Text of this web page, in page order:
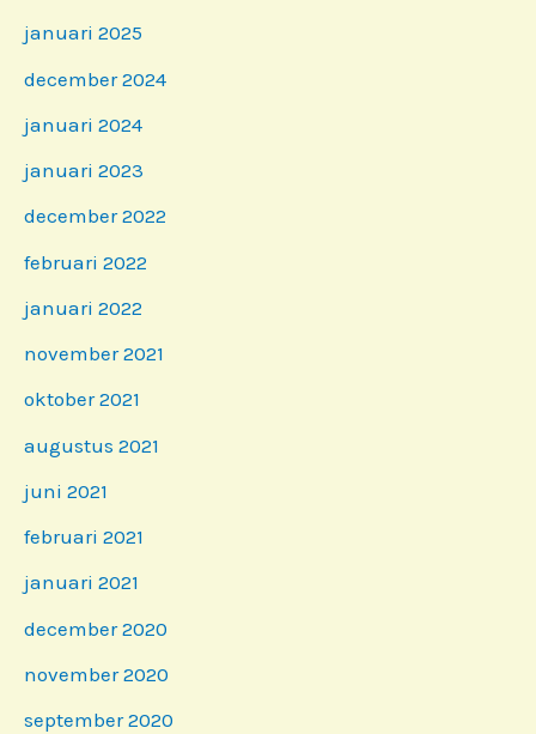
januari 2025
december 2024
januari 2024
januari 2023
december 2022
februari 2022
januari 2022
november 2021
oktober 2021
augustus 2021
juni 2021
februari 2021
januari 2021
december 2020
november 2020
september 2020